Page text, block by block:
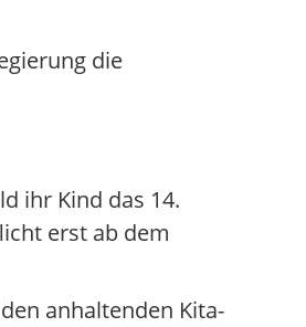
die
ihr Kind das 14.
erst ab dem
anhaltenden Kita-